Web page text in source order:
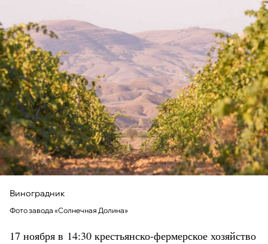
Виноградник
Фото завода «Солнечная Долина»
17 ноября в 14:30 крестьянско-фермерское хозяйство